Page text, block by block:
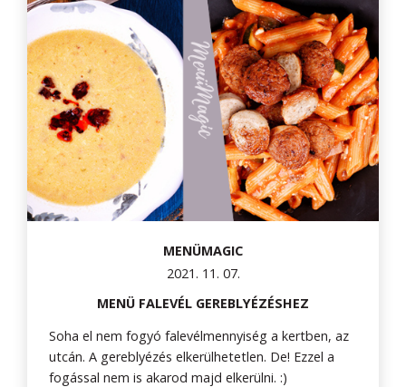
MENÜMAGIC
2021. 11. 07.
MENÜ FALEVÉL GEREBLYÉZÉSHEZ
Soha el nem fogyó falevélmennyiség a kertben, az
utcán. A gereblyézés elkerülhetetlen. De! Ezzel a
fogással nem is akarod majd elkerülni. :)